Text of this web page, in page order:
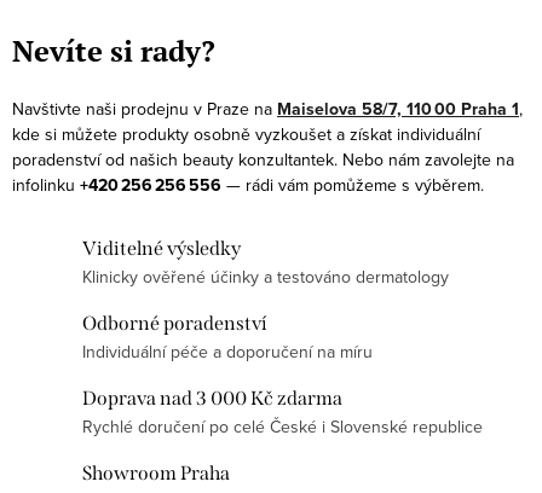
v
l
á
d
a
c
Nevíte si rady?
Navštivte naši prodejnu v Praze na Maiselova 58/7, 110 00 Praha 1,
kde si můžete produkty osobně vyzkoušet a získat individuální
poradenství od našich beauty konzultantek. Nebo nám zavolejte na
infolinku +420 256 256 556 — rádi vám pomůžeme s výběrem.
Viditelné výsledky
Klinicky ověřené účinky a testováno dermatology
Odborné poradenství
Individuální péče a doporučení na míru
Doprava nad 3 000 Kč zdarma
Rychlé doručení po celé České i Slovenské republice
Showroom Praha